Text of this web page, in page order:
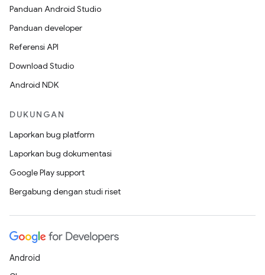
Panduan Android Studio
Panduan developer
Referensi API
Download Studio
Android NDK
DUKUNGAN
Laporkan bug platform
Laporkan bug dokumentasi
Google Play support
Bergabung dengan studi riset
Android